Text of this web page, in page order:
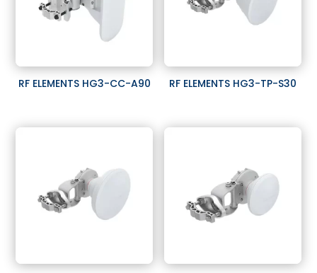
RF ELEMENTS HG3-CC-A90 RF ELEMENTS HG3-TP-S30